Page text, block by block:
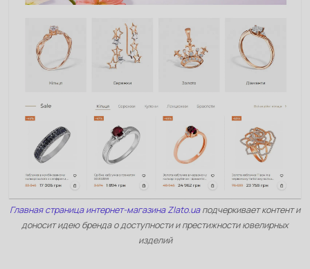
Главная страница интернет-магазина Zlato.uaподчеркивает контент и
доносит идею бренда о доступности и престижности ювелирных
изделий